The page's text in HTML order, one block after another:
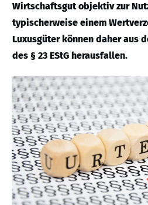
Wirtschaftsgut objektiv zur
typischerweise einem
Luxusgüter können daher aus
des § 23 EStG herausfallen.